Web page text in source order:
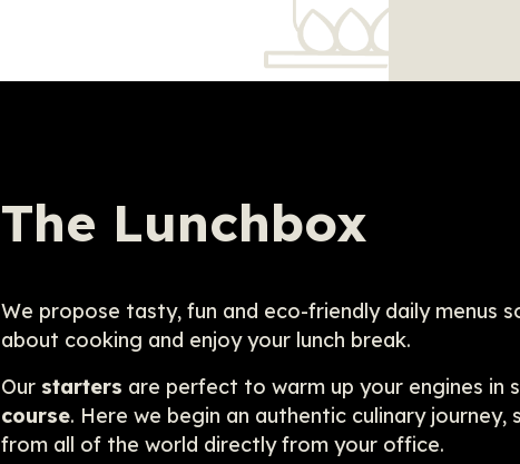
The Lunchbox
We propose tasty, fun and eco-friendly daily menus
about cooking and enjoy your lunch break.
Our starters are perfect to warm up your engines in
course. Here we begin an authentic culinary journey,
from all of the world directly from your office.